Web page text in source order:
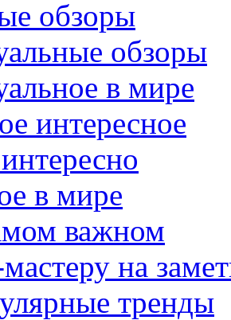
обзоры
обзоры
в мире
интересное
в мире
важном
на
тренды